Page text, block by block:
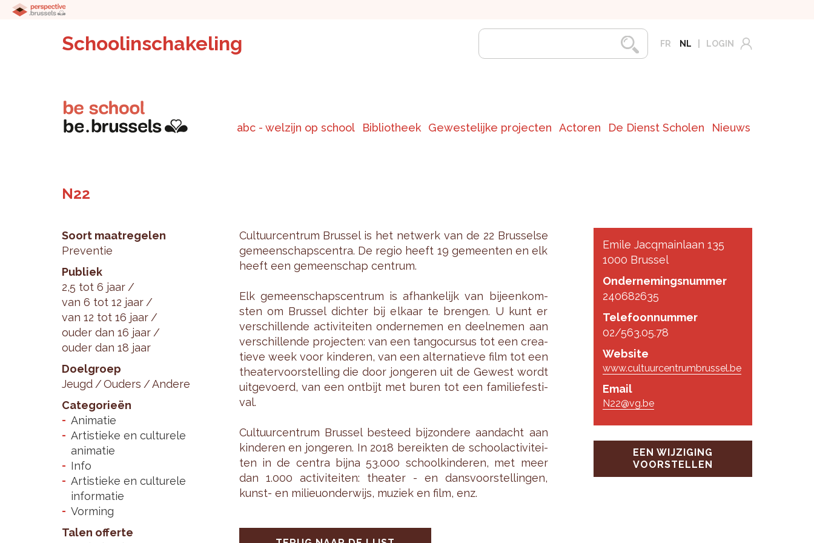
Schoolinschakeling FR NL LOGIN
abc - welzijn op school Bibliotheek Gewestelijke projecten Actoren De Dienst Scholen Nieuws
N22
Soort maatregelen
Preventie
Publiek
2,5 tot 6 jaar
van 6 tot 12 jaar
van 12 tot 16 jaar
ouder dan 16 jaar
ouder dan 18 jaar
Doelgroep
Jeugd
Ouders
Andere
Categorieën
Animatie
Artistieke en culturele
animatie
Info
Artistieke en culturele
informatie
Vorming
Talen offerte
Emile Jacqmainlaan 135
1000 Brussel
Ondernemingsnummer
240682635
Telefoonnummer
02/563.05.78
Website
www.cultuurcentrumbrussel.be
Email
N22@vg.be
EEN WIJZIGING
VOORSTELLEN
Cul­tuur­cen­trum Brus­sel is het net­werk van de 22 Brus­sel­se
ge­meen­schaps­cen­tra. De regio heeft 19 ge­meen­ten en elk
heeft een ge­meen­schap cen­trum.
Elk ge­meen­schaps­cen­trum is af­han­ke­lijk van bij­een­kom­
sten om Brus­sel dich­ter bij el­kaar te bren­gen. U kunt er
ver­schil­len­de ac­ti­vi­tei­ten on­der­ne­men en deel­ne­men aan
ver­schil­len­de pro­jec­ten: van een tango­cur­sus tot een cre­a­
tie­ve week voor kin­de­ren, van een al­ter­na­tie­ve film tot een
the­a­ter­voor­stel­ling die door jon­ge­ren uit de Ge­west wordt
uit­ge­voerd, van een ont­bijt met buren tot een fa­mi­lie­fes­ti­
val.
Cul­tuur­cen­trum Brus­sel be­steed bij­zon­de­re aan­dacht aan
kin­de­ren en jon­ge­ren. In 2018 be­reik­ten de school­ac­ti­vi­tei­
ten in de cen­tra bijna 53.000 school­kin­de­ren, met meer
dan 1.000 ac­ti­vi­tei­ten: the­a­ter - en dans­voor­stel­lin­gen,
kunst- en mi­li­eu­on­der­wijs, mu­ziek en film, enz.